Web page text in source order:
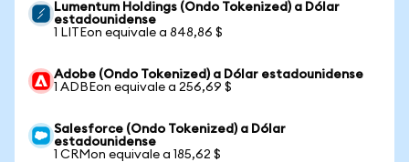
Lumentum Holdings (Ondo Tokenized) a Dólar
estadounidense
1 LITEon equivale a 848,86 $
Adobe (Ondo Tokenized) a Dólar estadounidense
1 ADBEon equivale a 256,69 $
Salesforce (Ondo Tokenized) a Dólar
estadounidense
1 CRMon equivale a 185,62 $